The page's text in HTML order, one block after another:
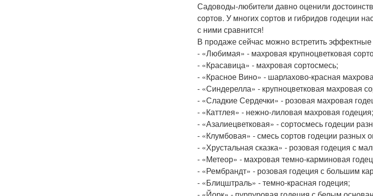
Садоводы-любители давно оценили
сортов. У многих сортов и гибридов годеции
с ними сравнится!
В продаже сейчас можно встретить
- «Любимая» - махровая крупноцветковая
- «Красавица» - махровая сортосмесь;
- «Красное Вино» - шарлахово-красная
- «Синдерелла» - крупноцветковая махровая
- «Сладкие Сердечки» - розовая махровая
- «Каттлея» - нежно-лиловая махровая годеция;
- «Азалиецветковая» - сортосмесь годеции
- «Клумбовая» - смесь сортов годеции разных
- «Хрустальная сказка» - розовая годеция с
- «Метеор» - махровая темно-карминовая
- «Рембрандт» - розовая годеция с большим
- «Блицштраль» - темно-красная годеция;